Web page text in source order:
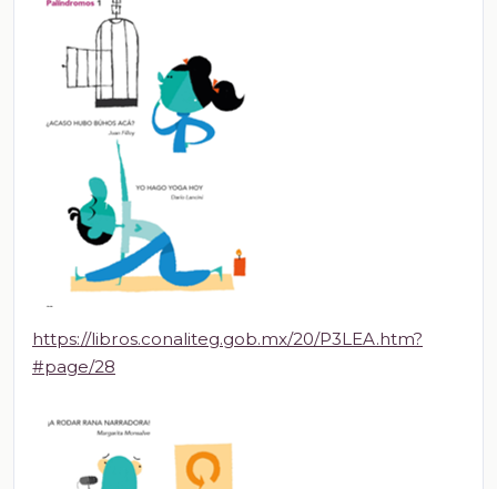
https://libros.conaliteg.gob.mx/20/P3LEA.htm?
#page/28